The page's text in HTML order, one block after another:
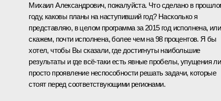
Михаил Александрович, пожалуйста. Что сделано в
году, каковы планы на наступивший год? Насколько я
представляю, в целом программа за 2015 год исполнена,
скажем, почти исполнена, более чем на 98 процентов. Я бы
хотел, чтобы Вы сказали, где достигнуты наибольшие
результаты и где всё‑таки есть явные пробелы, упущения
просто проявление неспособности решать задачи, которые
стоят перед соответствующими регионами.